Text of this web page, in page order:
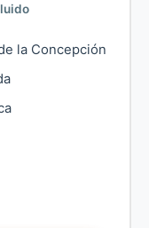
la Concepción